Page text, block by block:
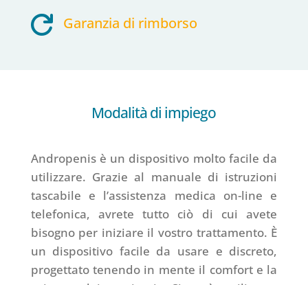
 Garanzia di rimborso
Modalità di impiego
Andropenis è un dispositivo molto facile da
utilizzare. Grazie al manuale di istruzioni
tascabile e l’assistenza medica on-line e
telefonica, avrete tutto ciò di cui avete
bisogno per iniziare il vostro trattamento. È
un dispositivo facile da usare e discreto,
progettato tenendo in mente il comfort e la